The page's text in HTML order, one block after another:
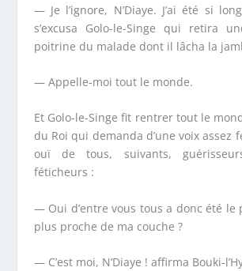
— Je l’ignore, N’Diaye. J’ai été si
s’excusa Golo-le-Singe qui retira
poitrine du malade dont il lâcha la
— Appelle-moi tout le monde.
Et Golo-le-Singe fit rentrer tout le
du Roi qui demanda d’une voix assez
ouï de tous, suivants,
féticheurs :
— Oui d’entre vous tous a donc été le
plus proche de ma couche ?
— C’est moi, N’Diaye ! affirma Bouki-